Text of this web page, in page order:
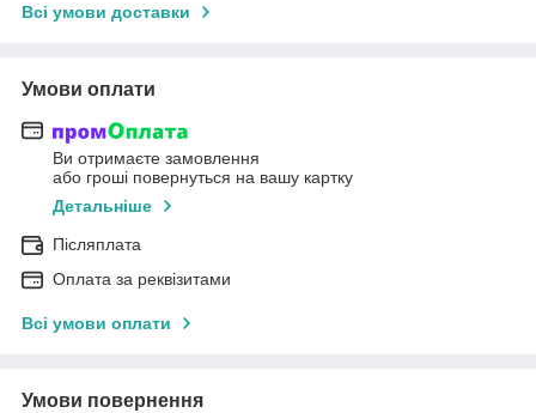
Всі умови доставки
Умови оплати
Ви отримаєте замовлення
або гроші повернуться на вашу картку
Детальніше
Післяплата
Оплата за реквізитами
Всі умови оплати
Умови повернення